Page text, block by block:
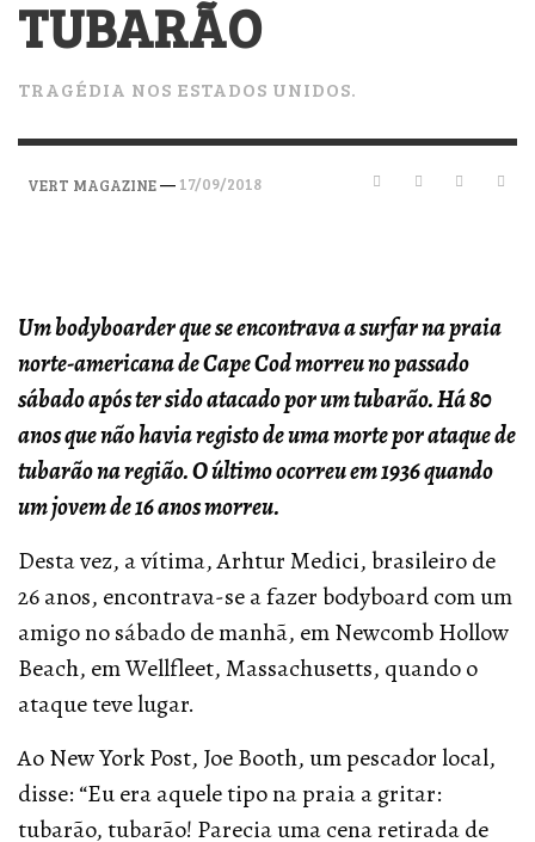
TUBARÃO
TRAGÉDIA NOS ESTADOS UNIDOS.
VERT MAGAZINE— 17/09/2018
Um bodyboarder que se encontrava a surfar na praia
norte-americana de Cape Cod morreu no passado
sábado após ter sido atacado por um tubarão. Há 80
anos que não havia registo de uma morte por ataque de
tubarão na região. O último ocorreu em 1936 quando
um jovem de 16 anos morreu.
Desta vez, a vítima, Arhtur Medici, brasileiro de
26 anos, encontrava-se a fazer bodyboard com um
amigo no sábado de manhã, em Newcomb Hollow
Beach, em Wellfleet, Massachusetts, quando o
ataque teve lugar.
Ao New York Post, Joe Booth, um pescador local,
disse: “Eu era aquele tipo na praia a gritar:
tubarão, tubarão! Parecia uma cena retirada de